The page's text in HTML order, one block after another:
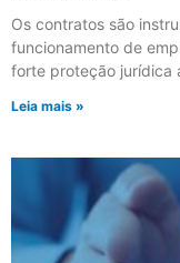
Os contratos são
funcionamento de
forte proteção jurídica
Leia mais »